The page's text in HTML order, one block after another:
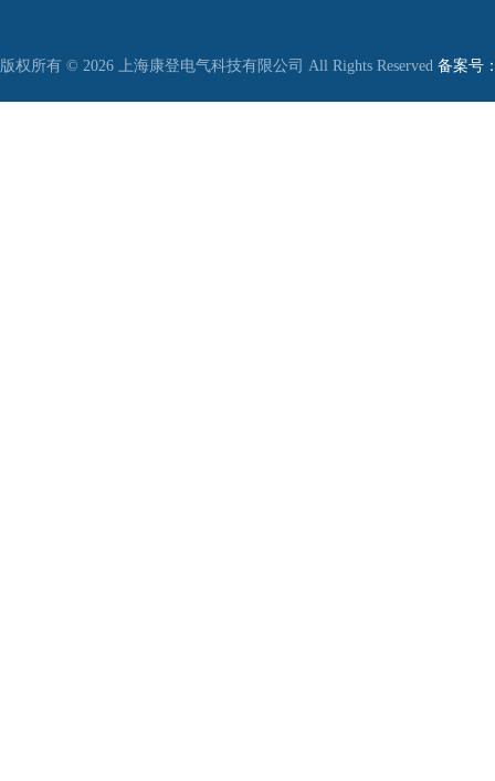
版权所有 © 2026 上海康登电气科技有限公司 All Rights Reserved 备案号